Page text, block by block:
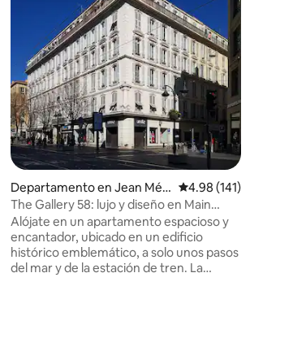
4.99 de 5; 119 evaluaciones
Departamento en Jean Méd
ecin
Calificación promedio:
4.98 (141)
The Gallery 58: lujo y diseño en Main
Avenue
Alójate en un apartamento espacioso y
encantador, ubicado en un edificio
histórico emblemático, a solo unos pasos
del mar y de la estación de tren. La